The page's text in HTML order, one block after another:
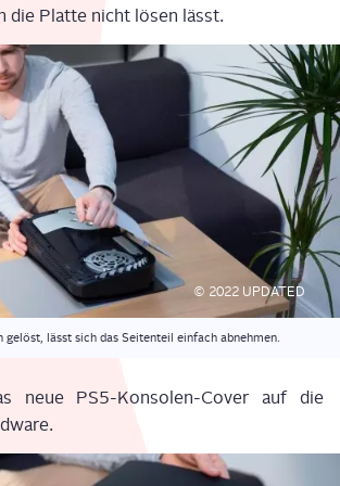
die Plat­te nicht lösen lässt.
© 2022 UPDATED
gelöst, lässt sich das Sei­ten­teil ein­fach abnehmen.
neue PS5-Kon­so­len-Cover auf die